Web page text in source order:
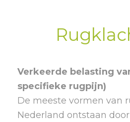
Verkeerde belasting
specifieke rugpijn)
De meeste vormen van
Nederland ontstaan